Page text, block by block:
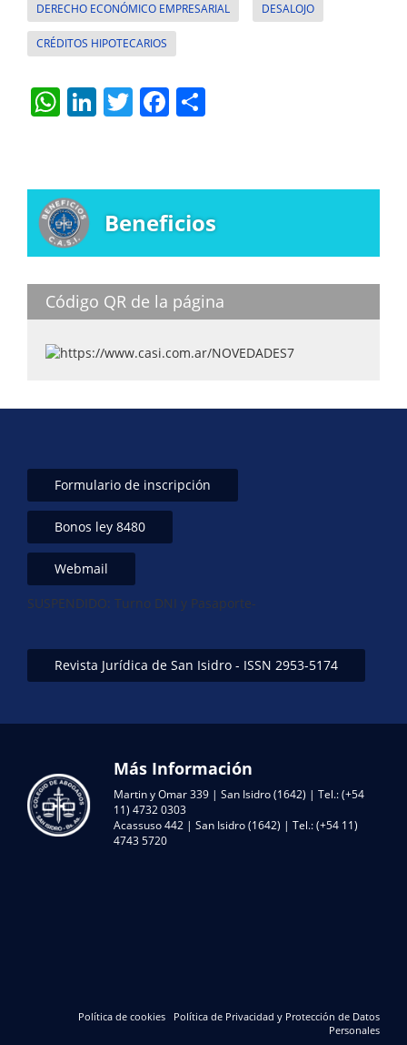
DERECHO ECONÓMICO EMPRESARIAL DESALOJO
CRÉDITOS HIPOTECARIOS
W
h
s
A
p
Li
n
e
dI
n
T
w
er
F
a
e
b
o
k
e
Beneficios
Código QR de la página
Formulario de inscripción
Bonos ley 8480
Webmail
SUSPENDIDO: Turno DNI y Pasaporte-
Revista Jurídica de San Isidro - ISSN 2953-5174
Más Información
Martin y Omar 339 | San Isidro (1642) | Tel.: (+54
11) 4732 0303
Acassuso 442 | San Isidro (1642) | Tel.: (+54 11)
4743 5720
Política de cookies
Política de Privacidad y Protección de Datos
Personales